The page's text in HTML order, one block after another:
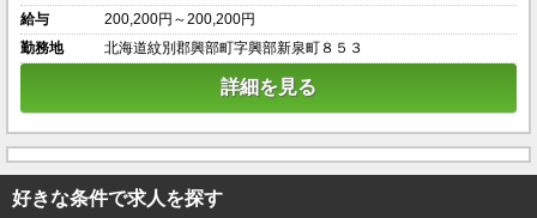
給与
200,200円～200,200円
勤務地
北海道紋別郡興部町字興部新泉町８５３
詳細を見る
好きな条件で求人を探す